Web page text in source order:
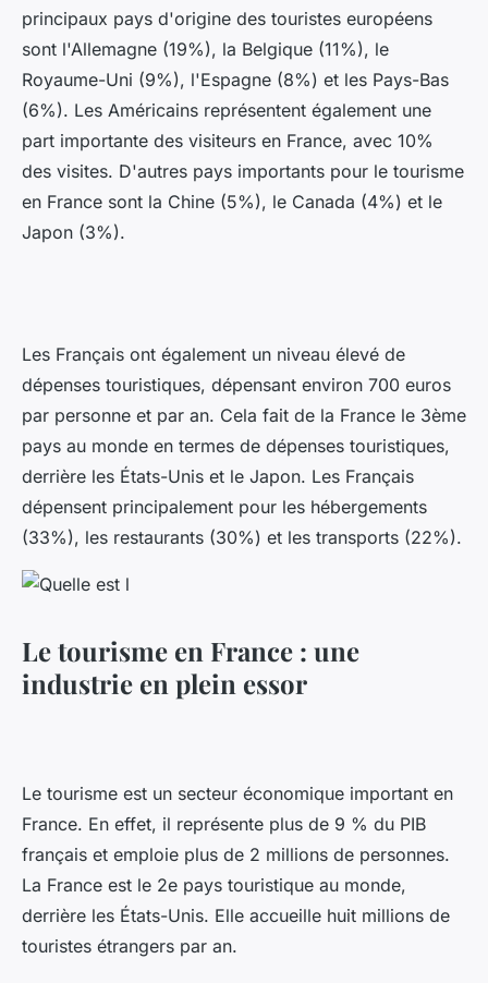
principaux pays d'origine des touristes européens
sont l'Allemagne (19%), la Belgique (11%), le
Royaume-Uni (9%), l'Espagne (8%) et les Pays-Bas
(6%). Les Américains représentent également une
part importante des visiteurs en France, avec 10%
des visites. D'autres pays importants pour le tourisme
en France sont la Chine (5%), le Canada (4%) et le
Japon (3%).
Les Français ont également un niveau élevé de
dépenses touristiques, dépensant environ 700 euros
par personne et par an. Cela fait de la France le 3ème
pays au monde en termes de dépenses touristiques,
derrière les États-Unis et le Japon. Les Français
dépensent principalement pour les hébergements
(33%), les restaurants (30%) et les transports (22%).
Le tourisme en France : une
industrie en plein essor
Le tourisme est un secteur économique important en
France. En effet, il représente plus de 9 % du PIB
français et emploie plus de 2 millions de personnes.
La France est le 2e pays touristique au monde,
derrière les États-Unis. Elle accueille huit millions de
touristes étrangers par an.